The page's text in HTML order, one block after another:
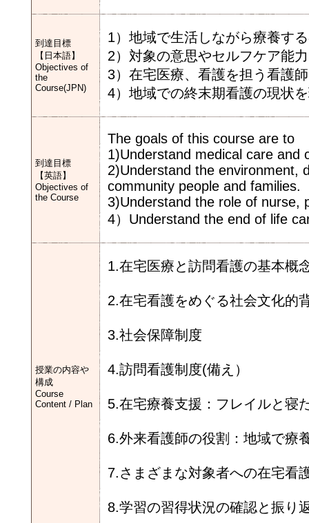
到達目標
【日本語】
Objectives of
the
Course(JPN)
1）地域で生活しながら療養す
2）対象の意思やセルフケア能
3）在宅医療、看護を担う看護
4）地域での終末期看護の現状
到達目標
【英語】
Objectives of
the Course
The goals of this course are to
1)Understand medical care and
2)Understand the environment,
community people and families.
3)Understand the role of nurse,
4）Understand the end of life
授業の内容や
構成
Course
Content / Plan
1.在宅医療と訪問看護の基本概
2.在宅看護をめぐる社会文化的
3.社会保障制度
4.訪問看護制度(備え）
5.在宅療養支援：フレイルと寝
6.外来看護師の役割：地域で療
7.さまざまな対象者への在宅看
8.学習の習得状況の確認と振り